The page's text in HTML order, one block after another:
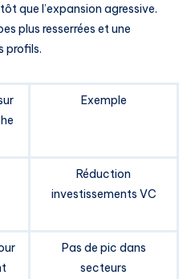
que l’expansion agressive.
plus resserrées et une
profils.
Exemple
Réduction
investissements VC
Pas de pic dans
secteurs